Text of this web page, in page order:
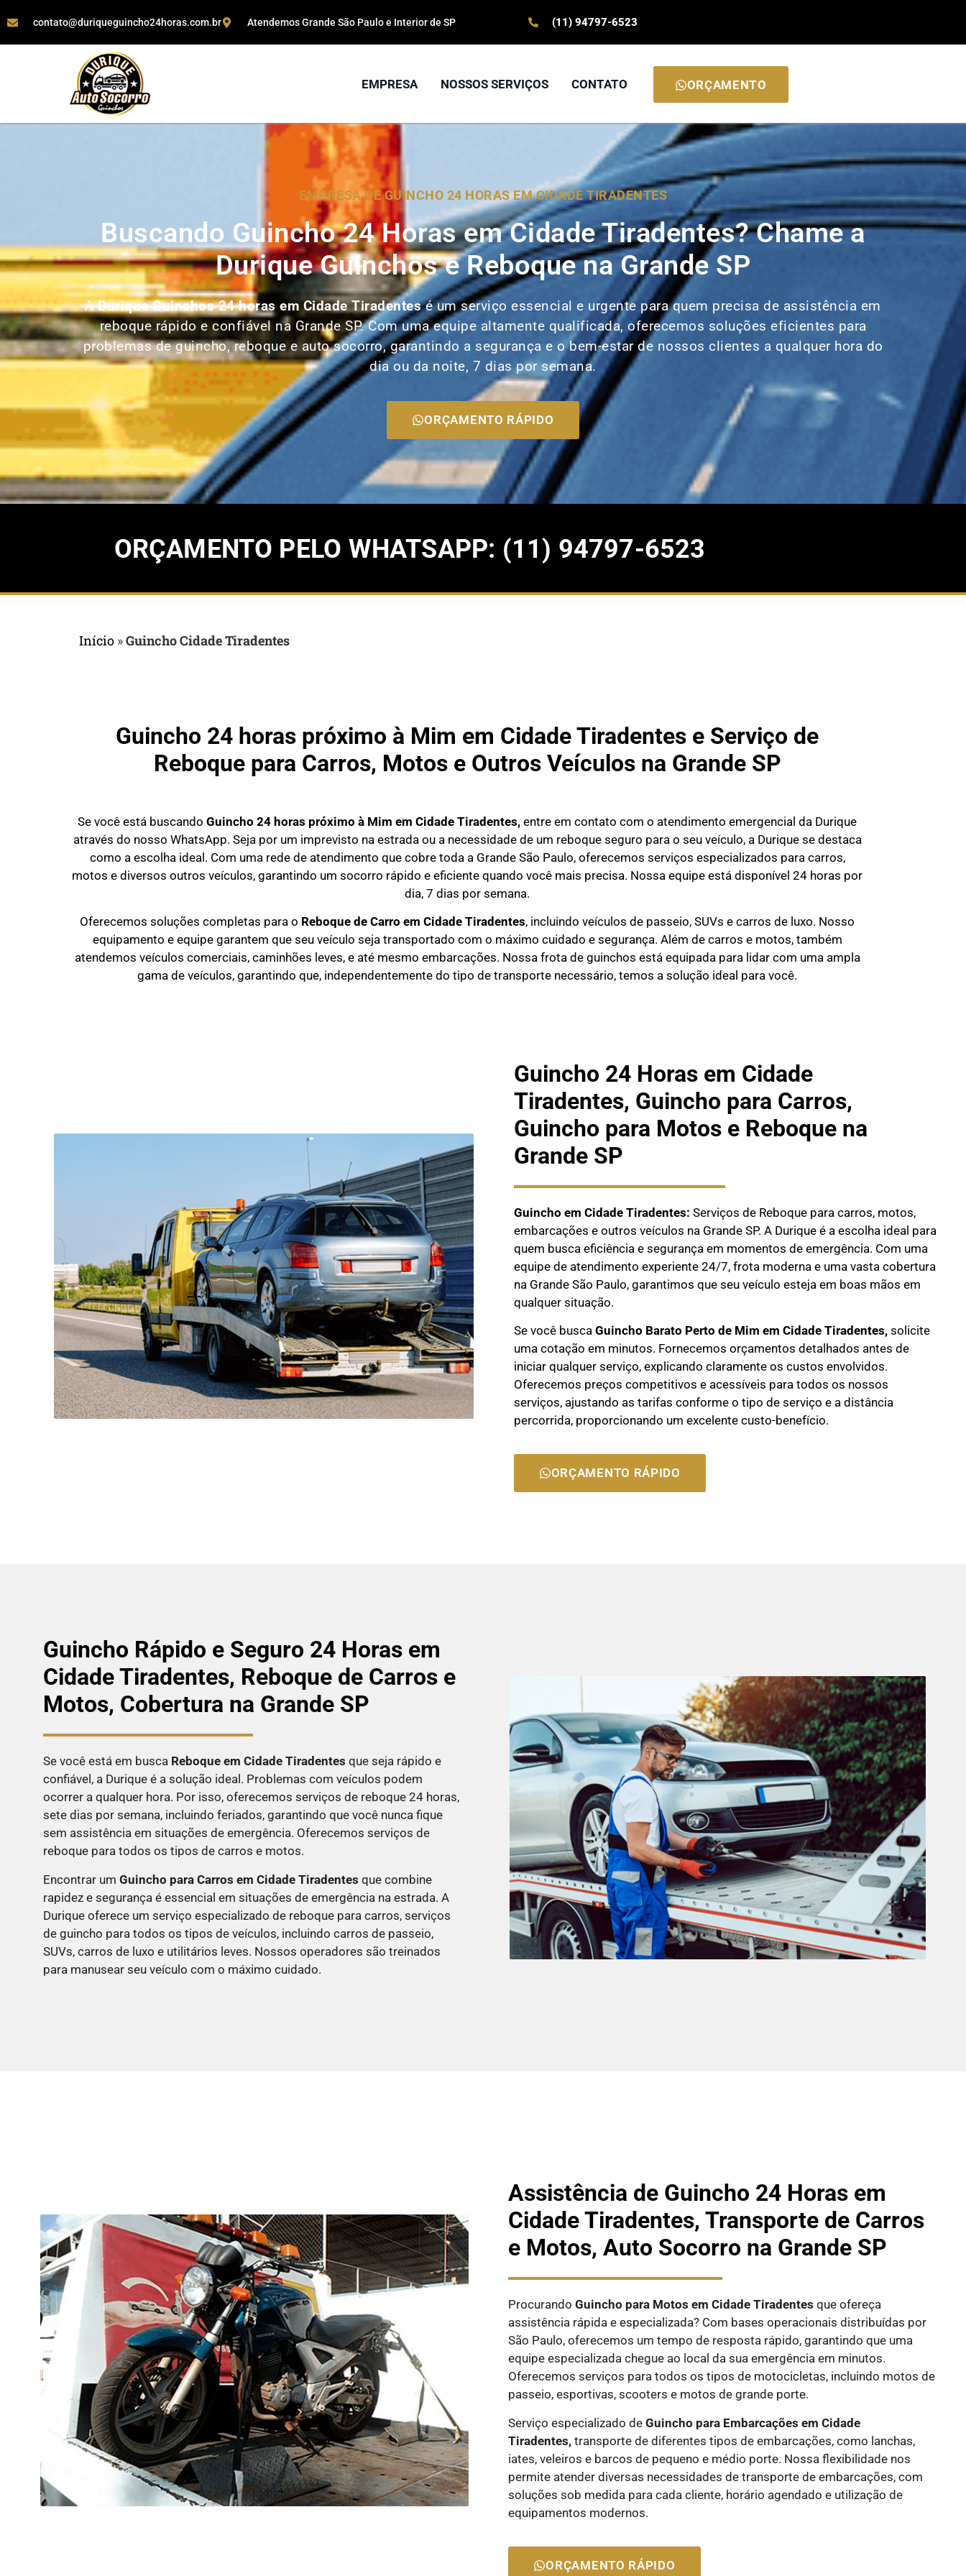
contato@duriqueguincho24horas.com.br Atendemos Grande São Paulo e Interior de SP (11) 94797-6523
EMPRESA NOSSOS SERVIÇOS CONTATO ORÇAMENTO
EMPRESA DE GUINCHO 24 HORAS EM CIDADE TIRADENTES
Buscando Guincho 24 Horas em Cidade Tiradentes? Chame a
Durique Guinchos e Reboque na Grande SP
ADurique Guinchos 24 horas em Cidade Tiradentesé um serviço essencial e urgente para quem precisa de assistência em
reboque rápido e confiável na Grande SP. Com uma equipe altamente qualificada, oferecemos soluções eficientes para
problemas de guincho, reboque e auto socorro, garantindo a segurança e o bem-estar de nossos clientes a qualquer hora do
dia ou da noite, 7 dias por semana.
ORÇAMENTO RÁPIDO
ORÇAMENTO PELO WHATSAPP: (11) 94797-6523
Início »Guincho Cidade Tiradentes
Guincho 24 horas próximo à Mim em Cidade Tiradentes e Serviço de
Reboque para Carros, Motos e Outros Veículos na Grande SP
Se você está buscando Guincho 24 horas próximo à Mim em Cidade Tiradentes, entre em contato com o atendimento emergencial da Durique
através do nosso WhatsApp. Seja por um imprevisto na estrada ou a necessidade de um reboque seguro para o seu veículo, a Durique se destaca
como a escolha ideal. Com uma rede de atendimento que cobre toda a Grande São Paulo, oferecemos serviços especializados para carros,
motos e diversos outros veículos, garantindo um socorro rápido e eficiente quando você mais precisa. Nossa equipe está disponível 24 horas por
dia, 7 dias por semana.
Oferecemos soluções completas para o Reboque de Carro em Cidade Tiradentes, incluindo veículos de passeio, SUVs e carros de luxo. Nosso
equipamento e equipe garantem que seu veículo seja transportado com o máximo cuidado e segurança. Além de carros e motos, também
atendemos veículos comerciais, caminhões leves, e até mesmo embarcações. Nossa frota de guinchos está equipada para lidar com uma ampla
gama de veículos, garantindo que, independentemente do tipo de transporte necessário, temos a solução ideal para você.
Guincho 24 Horas em Cidade
Tiradentes, Guincho para Carros,
Guincho para Motos e Reboque na
Grande SP
Guincho em Cidade Tiradentes: Serviços de Reboque para carros, motos,
embarcações e outros veículos na Grande SP. A Durique é a escolha ideal para
quem busca eficiência e segurança em momentos de emergência. Com uma
equipe de atendimento experiente 24/7, frota moderna e uma vasta cobertura
na Grande São Paulo, garantimos que seu veículo esteja em boas mãos em
qualquer situação.
Se você busca Guincho Barato Perto de Mim em Cidade Tiradentes, solicite
uma cotação em minutos. Fornecemos orçamentos detalhados antes de
iniciar qualquer serviço, explicando claramente os custos envolvidos.
Oferecemos preços competitivos e acessíveis para todos os nossos
serviços, ajustando as tarifas conforme o tipo de serviço e a distância
percorrida, proporcionando um excelente custo-benefício.
ORÇAMENTO RÁPIDO
Guincho Rápido e Seguro 24 Horas em
Cidade Tiradentes, Reboque de Carros e
Motos, Cobertura na Grande SP
Se você está em busca Reboque em Cidade Tiradentes que seja rápido e
confiável, a Durique é a solução ideal. Problemas com veículos podem
ocorrer a qualquer hora. Por isso, oferecemos serviços de reboque 24 horas,
sete dias por semana, incluindo feriados, garantindo que você nunca fique
sem assistência em situações de emergência. Oferecemos serviços de
reboque para todos os tipos de carros e motos.
Encontrar um Guincho para Carros em Cidade Tiradentes que combine
rapidez e segurança é essencial em situações de emergência na estrada. A
Durique oferece um serviço especializado de reboque para carros, serviços
de guincho para todos os tipos de veículos, incluindo carros de passeio,
SUVs, carros de luxo e utilitários leves. Nossos operadores são treinados
para manusear seu veículo com o máximo cuidado.
Assistência de Guincho 24 Horas em
Cidade Tiradentes, Transporte de Carros
e Motos, Auto Socorro na Grande SP
ProcurandoGuincho para Motos em Cidade Tiradentes que ofereça
assistência rápida e especializada? Com bases operacionais distribuídas por
São Paulo, oferecemos um tempo de resposta rápido, garantindo que uma
equipe especializada chegue ao local da sua emergência em minutos.
Oferecemos serviços para todos os tipos de motocicletas, incluindo motos de
passeio, esportivas, scooters e motos de grande porte.
Serviço especializado deGuincho para Embarcações em Cidade
Tiradentes,transporte de diferentes tipos de embarcações, como lanchas,
iates, veleiros e barcos de pequeno e médio porte. Nossa flexibilidade nos
permite atender diversas necessidades de transporte de embarcações, com
soluções sob medida para cada cliente, horário agendado e utilização de
equipamentos modernos.
ORÇAMENTO RÁPIDO